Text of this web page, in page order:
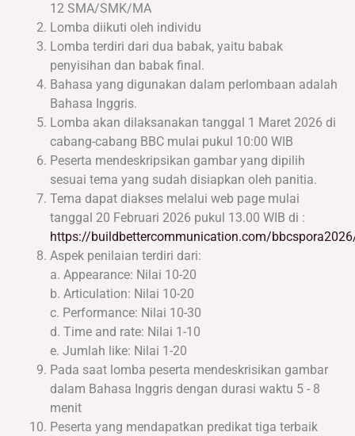
12 SMA/SMK/MA
Lomba diikuti oleh individu
Lomba terdiri dari dua babak, yaitu babak
penyisihan dan babak final.
Bahasa yang digunakan dalam perlombaan adalah
Bahasa Inggris.
Lomba akan dilaksanakan tanggal 1 Maret 2026 di
cabang-cabang BBC mulai pukul 10:00 WIB
Peserta mendeskripsikan gambar yang dipilih
sesuai tema yang sudah disiapkan oleh panitia.
Tema dapat diakses melalui web page mulai
tanggal 20 Februari 2026 pukul 13.00 WIB di :
https://buildbettercommunication.com/
Aspek penilaian terdiri dari:
a. Appearance: Nilai 10-20
b. Articulation: Nilai 10-20
c. Performance: Nilai 10-30
d. Time and rate: Nilai 1-10
e. Jumlah like: Nilai 1-20
Pada saat lomba peserta mendeskrisikan gambar
dalam Bahasa Inggris dengan durasi waktu 5 - 8
menit
Peserta yang mendapatkan predikat tiga terbaik